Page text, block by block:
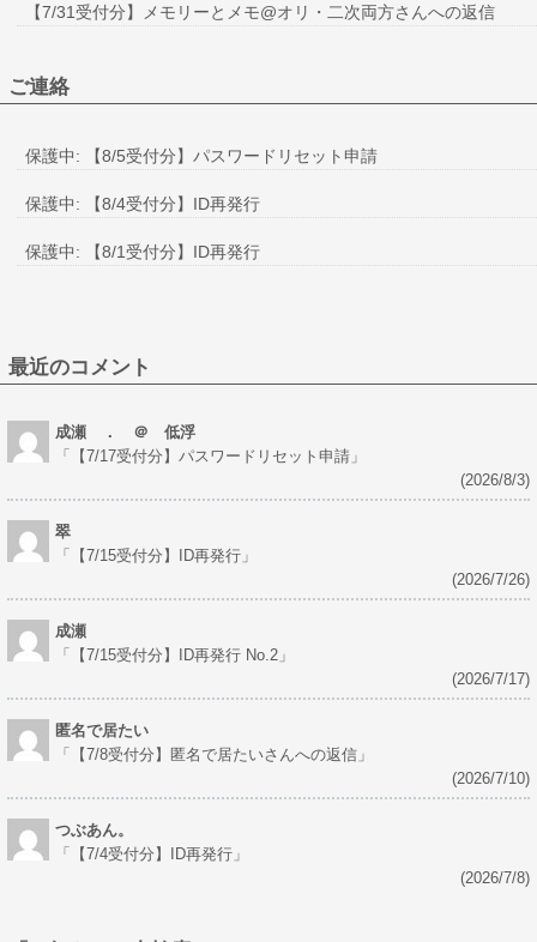
【7/31受付分】メモリーとメモ@オリ・二次両方さんへの返信
ご連絡
保護中: 【8/5受付分】パスワードリセット申請
保護中: 【8/4受付分】ID再発行
保護中: 【8/1受付分】ID再発行
最近のコメント
成瀬 ． ＠ 低浮
「
【7/17受付分】パスワードリセット申請 」
(2026/8/3)
翠
「
【7/15受付分】ID再発行 」
(2026/7/26)
成瀬
「
【7/15受付分】ID再発行 No.2 」
(2026/7/17)
匿名で居たい
「
【7/8受付分】匿名で居たいさんへの返信 」
(2026/7/10)
つぶあん。
「
【7/4受付分】ID再発行 」
(2026/7/8)